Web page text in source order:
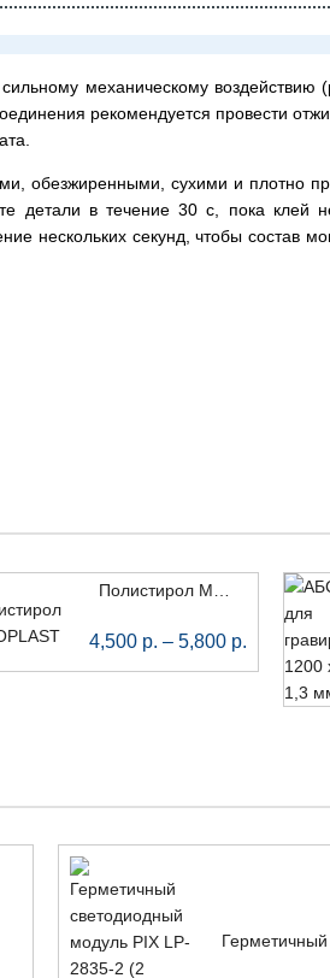
механическому
рекомендуется провести
обезжиренными, сухими и плотно
детали в течение 30 с, пока клей
нескольких секунд, чтобы состав
4,500 р. – 5,800 р.